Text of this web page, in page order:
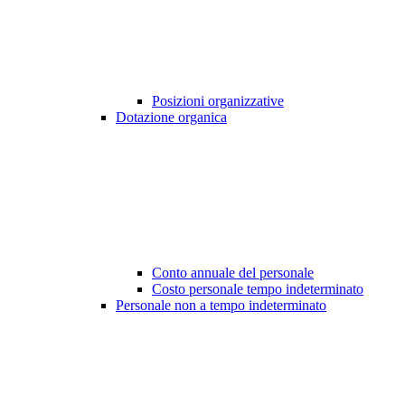
Posizioni organizzative
Dotazione organica
Conto annuale del personale
Costo personale tempo indeterminato
Personale non a tempo indeterminato